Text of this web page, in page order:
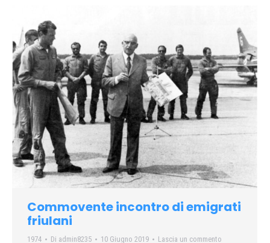
Commovente incontro di emigrati
friulani
1974 Di admin8235 10 Giugno 2019 Lascia un commento